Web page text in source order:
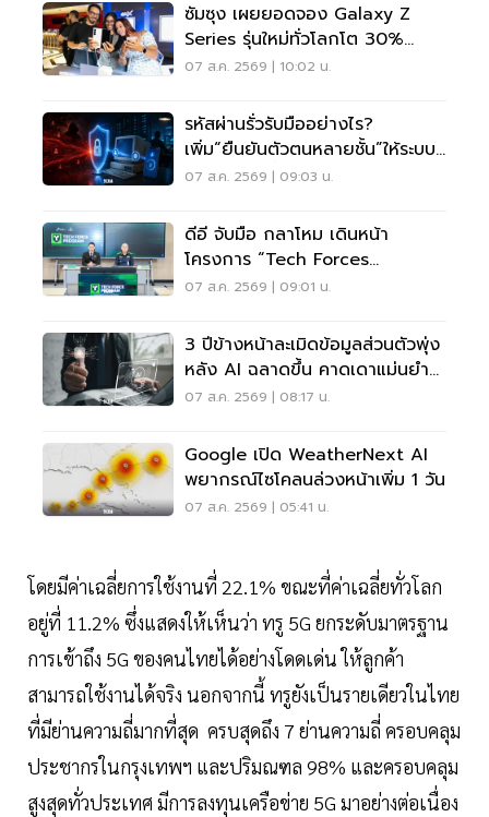
ซัมซุง เผยยอดจอง Galaxy Z
Series รุ่นใหม่ทั่วโลกโต 30%
เกาหลีใต้แตะ 1.44 ล้านเครื่อง
07 ส.ค. 2569 | 10:02 น.
รหัสผ่านรั่วรับมืออย่างไร?
เพิ่ม“ยืนยันตัวตนหลายชั้น”ให้ระบบ
เดิม ไม่ต้องรื้อใหม่
07 ส.ค. 2569 | 09:03 น.
ดีอี จับมือ กลาโหม เดินหน้า
โครงการ “Tech Forces
Program”
07 ส.ค. 2569 | 09:01 น.
3 ปีข้างหน้าละเมิดข้อมูลส่วนตัวพุ่ง
หลัง AI ฉลาดขึ้น คาดเดาแม่นยำ
กว่าเดิม
07 ส.ค. 2569 | 08:17 น.
Google เปิด WeatherNext AI
พยากรณ์ไซโคลนล่วงหน้าเพิ่ม 1 วัน
07 ส.ค. 2569 | 05:41 น.
โดยมีค่าเฉลี่ยการใช้งานที่ 22.1% ขณะที่ค่าเฉลี่ยทั่วโลก
อยู่ที่ 11.2% ซึ่งแสดงให้เห็นว่า ทรู 5G ยกระดับมาตรฐาน
การเข้าถึง 5G ของคนไทยได้อย่างโดดเด่น ให้ลูกค้า
สามารถใช้งานได้จริง นอกจากนี้ ทรูยังเป็นรายเดียวในไทย
ที่มีย่านความถี่มากที่สุด ครบสุดถึง 7 ย่านความถี่ ครอบคลุม
ประชากรในกรุงเทพฯ และปริมณฑล 98% และครอบคลุม
สูงสุดทั่วประเทศ มีการลงทุนเครือข่าย 5G มาอย่างต่อเนื่อง